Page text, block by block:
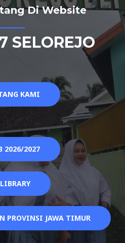
Di Website
SELOREJO
KAMI
2026/2027
PROVINSI JAWA TIMUR